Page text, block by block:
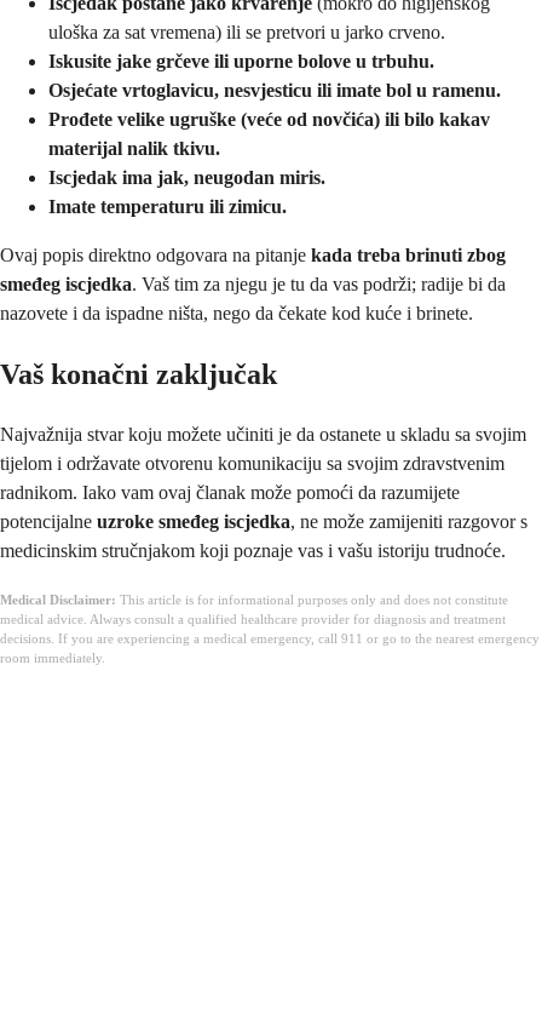
uloška za sat vremena) ili se pretvori u jarko crveno.
Iskusite jake grčeve ili uporne bolove u trbuhu.
Osjećate vrtoglavicu, nesvjesticu ili imate bol u ramenu.
Prođete velike ugruške (veće od novčića) ili bilo kakav
materijal nalik tkivu.
Iscjedak ima jak, neugodan miris.
Imate temperaturu ili zimicu.
Ovaj popis direktno odgovara na pitanje kada treba brinuti zbog
smeđeg iscjedka. Vaš tim za njegu je tu da vas podrži; radije bi da
nazovete i da ispadne ništa, nego da čekate kod kuće i brinete.
Vaš konačni zaključak
Najvažnija stvar koju možete učiniti je da ostanete u skladu sa svojim
tijelom i održavate otvorenu komunikaciju sa svojim zdravstvenim
radnikom. Iako vam ovaj članak može pomoći da razumijete
potencijalne uzroke smeđeg iscjedka, ne može zamijeniti razgovor s
medicinskim stručnjakom koji poznaje vas i vašu istoriju trudnoće.
Medical Disclaimer: This article is for informational purposes only and does not constitute
medical advice. Always consult a qualified healthcare provider for diagnosis and treatment
decisions. If you are experiencing a medical emergency, call 911 or go to the nearest emergency
room immediately.